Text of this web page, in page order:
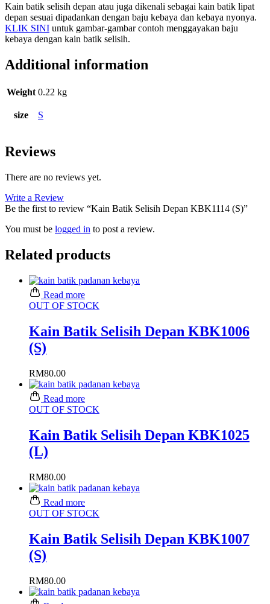
Kain batik selisih depan atau juga dikenali sebagai kain batik lipat
depan sesuai dipadankan dengan baju kebaya dan kebaya nyonya.
KLIK SINI untuk gambar-gambar contoh menggayakan baju
kebaya dengan kain batik selisih.
Additional information
Weight 0.22 kg
size S
Reviews
There are no reviews yet.
Write a Review
Be the first to review “Kain Batik Selisih Depan KBK1114 (S)”
You must be logged in to post a review.
Related products
Read more
OUT OF STOCK
Kain Batik Selisih Depan KBK1006
(S)
RM80.00
Read more
OUT OF STOCK
Kain Batik Selisih Depan KBK1025
(L)
RM80.00
Read more
OUT OF STOCK
Kain Batik Selisih Depan KBK1007
(S)
RM80.00